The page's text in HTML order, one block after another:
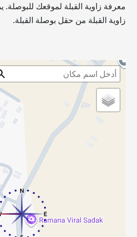
معرفة زاوية القبلة لموقعك
زاوية القبلة من حقل بوصلة القبلة.